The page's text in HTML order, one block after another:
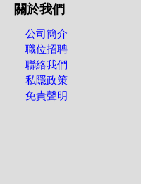
關於我們
公司簡介
職位招聘
聯絡我們
私隱政策
免責聲明